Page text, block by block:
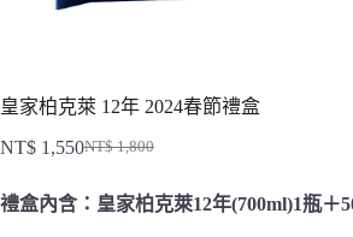
皇家柏克萊 12年 2024春節禮盒
NT$1,800
NT$ 1,550
禮盒內含：皇家柏克萊12年(700ml)1瓶＋